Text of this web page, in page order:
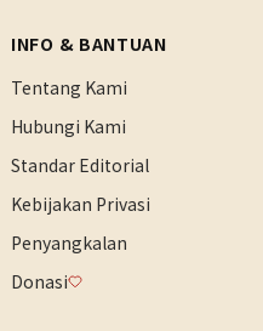
INFO & BANTUAN
Tentang Kami
Hubungi Kami
Standar Editorial
Kebijakan Privasi
Penyangkalan
Donasi